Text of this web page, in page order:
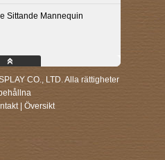
Sittande Mannequin
CO., LTD. Alla rättigheter
|Översikt